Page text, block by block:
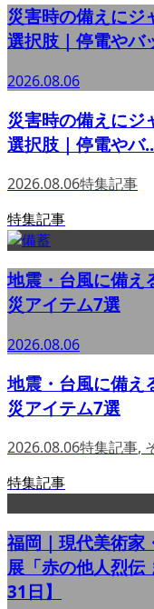
災害時の備えにジ
選択肢｜停電やバ
2026.08.06
災害時の備えにジ
選択肢｜停電やバ
2026.08.06特集記事
特集記事
地震・台風に備え
災アイテム7選
2026.08.06
地震・台風に備え
災アイテム7選
2026.08.06特集記事,
特集記事
福岡｜現代美術家
展「赤の他人烈伝
31日】